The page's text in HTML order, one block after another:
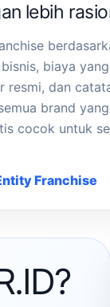
lebih
biaya
resmi, dan
brand
cocok untuk
Franchise